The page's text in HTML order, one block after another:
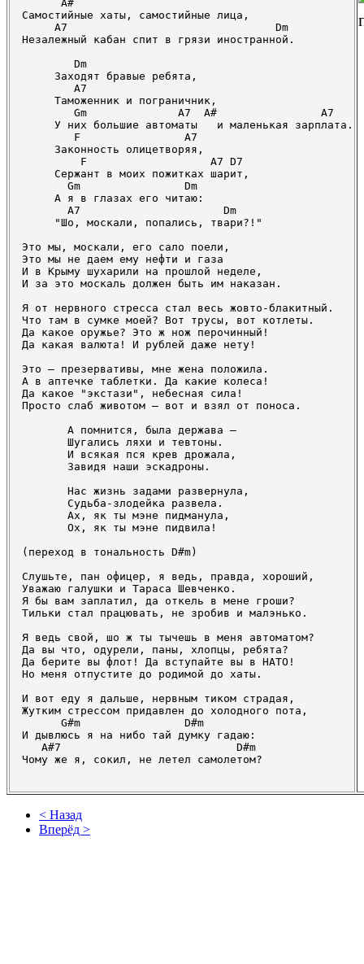
      A#
Самостийные хаты, самостийные лица,
     A7                                Dm
Незалежный кабан спит в грязи иностранной.
        Dm
     Заходят бравые ребята,
        A7
     Таможенник и пограничник,
        Gm              A7  A#                A7
     У них большие автоматы   и маленькая зарплата.
        F                A7
     Законность олицетворяя,
         F                   A7 D7
     Сержант в моих пожитках шарит,
       Gm                Dm
     А я в глазах его читаю:
       A7                      Dm
     "Шо, москали, попались, твари?!"
Это мы, москали, его сало поели,
Это мы не даем ему нефти и газа
И в Крыму шухарили на прошлой неделе,
И за это москаль должен быть им наказан.
Я от нервного стресса стал весь жовто-блакитный.
Что там в сумке моей? Вот трусы, вот котлеты.
Да какое оружье? Это ж нож перочинный!
Да какая валюта! И рублей даже нету!
Это — презервативы, мне жена положила.
А в аптечке таблетки. Да какие колеса!
Да какое "экстази", небесная сила!
Просто слаб животом — вот и взял от поноса.
       А помнится, была держава —
       Шугались ляхи и тевтоны.
       И всякая пся крев дрожала,
       Завидя наши эскадроны.
       Нас жизнь задами развернула,
       Судьба-злодейка развела.
       Ах, як ты мэне пидманула,
       Ох, як ты мэне пидвила!
(переход в тональность D#m)
Слушьте, пан офицер, я ведь, правда, хороший,
Уважаю галушки и Тараса Шевченко.
Я бы вам заплатил, да откель в мене гроши?
Тильки стал працювать, не зробив и малэнько.
Я ведь свой, шо ж ты тычешь в меня автоматом?
Да вы что, одурели, паны, хлопцы, ребята?
Да берите вы флот! Да вступайте вы в НАТО!
Но меня отпустите до родимой до хаты.
И вот еду я дальше, нервным тиком страдая,
Жутким стрессом придавлен до холодного пота,
      G#m                D#m
И дывлюсь я на нибо тай думку гадаю:
   A#7                           D#m
< Назад
Вперёд >